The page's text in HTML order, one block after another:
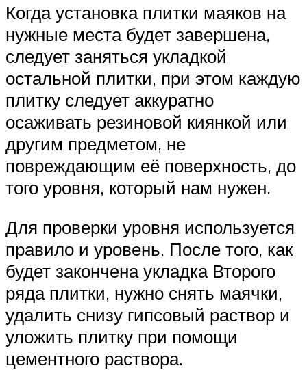
Когда установка плитки маяков на
нужные места будет завершена,
следует заняться укладкой
остальной плитки, при этом каждую
плитку следует аккуратно
осаживать резиновой киянкой или
другим предметом, не
повреждающим её поверхность, до
того уровня, который нам нужен.
Для проверки уровня используется
правило и уровень. После того, как
будет закончена укладка Второго
ряда плитки, нужно снять маячки,
удалить снизу гипсовый раствор и
уложить плитку при помощи
цементного раствора.